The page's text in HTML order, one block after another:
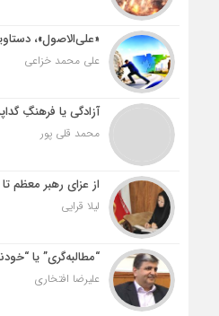
«علی‌الاصول»،
علی محمد خزاعی
آزادگی یا فرهنگِ
محمد قلی پور
از عزای رهبر معظم
لیلا قرایی
“مطالبه‌گری” یا
علیرضا افتخاری